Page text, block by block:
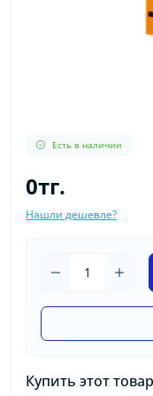
Есть в наличии
0тг.
Нашли дешевле?
Купить этот